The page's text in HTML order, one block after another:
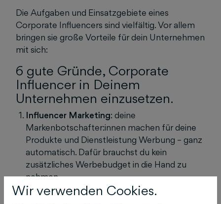
Die Aufgaben und Einsatzgebiete eines
Corporate Influencers sind vielfältig. Vor allem
bringen sie große Vorteile für dein Unternehmen
mit sich:
6 gute Gründe, Corporate
Influencer in Deinem
Unternehmen einzusetzen.
Influencer Marketing: deine
Markenbotschafter:innen machen für deine
Produkte und Dienstleistung Werbung – ganz
automatisch. Dafür brauchst du kein
zusätzliches Werbebudget in die Hand zu
nehmen.
Employer Branding : dein Unternehmen wird
Wir verwenden Cookies.